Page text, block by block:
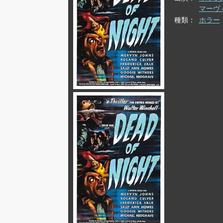
マーヴ
種類
ホラー